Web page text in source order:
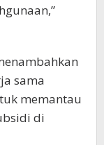
sama
memantau
di